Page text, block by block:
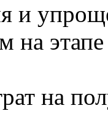
и
на
на